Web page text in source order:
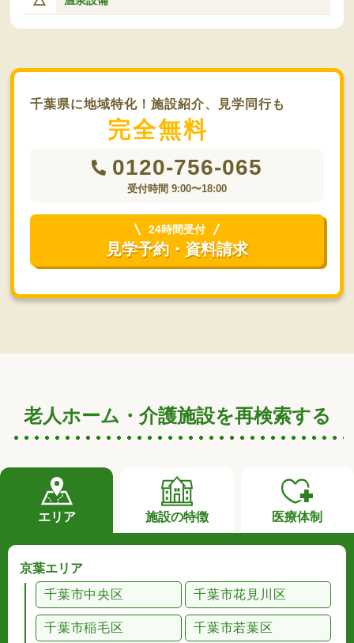
千葉県に地域特化！施設紹介、見学同行も
完全無料
0120-756-065
受付時間 9:00〜18:00
24時間受付
見学予約・資料請求
老人ホーム・介護施設を再検索する
エリア 施設の特徴 医療体制
京葉エリア
千葉市中央区
千葉市花見川区
千葉市稲毛区 千葉市若葉区